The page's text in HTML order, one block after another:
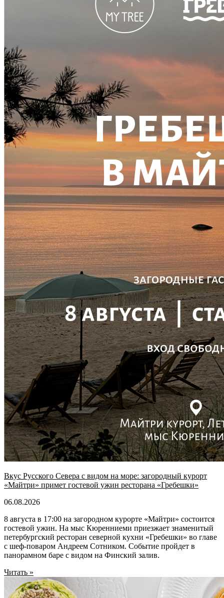
Вкус Русского Севера с видом на море: загородный курорт
«Майтри» примет гостевой ужин ресторана «Гребешки»
06.08.2026
8 августа в 17:00 на загородном курорте «Майтри» состоится
гостевой ужин. На мыс Кюренниеми приезжает знаменитый
петербургский ресторан северной кухни «Гребешки» во главе
с шеф-поваром Андреем Сотником. Событие пройдет в
панорамном баре с видом на Финский залив.
Читать »